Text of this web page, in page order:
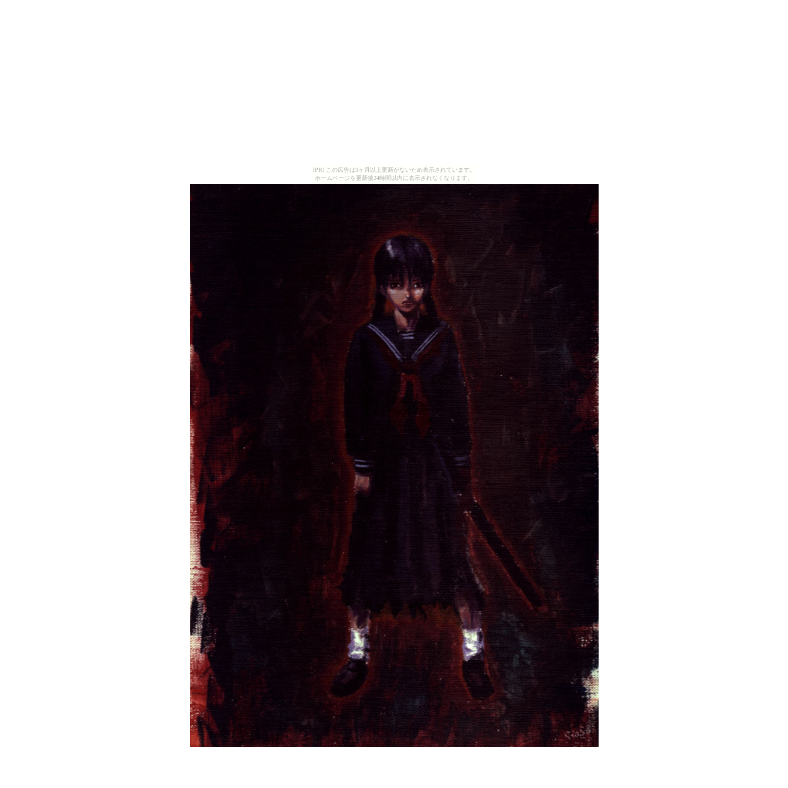
[PR] この広告は3ヶ月以上更新がないため表示されています。
ホームページを更新後24時間以内に表示されなくなります。